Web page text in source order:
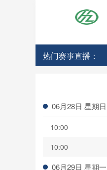
热门赛事直播：
06月28日 星期日
10:00
10:00
06月29日 星期一